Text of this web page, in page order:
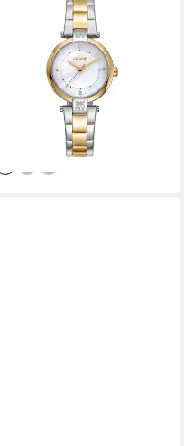
Quarzuhr Essential Mini
DK1L043M0075,
Armbanduhr, Damenuhr,
Edelstahlarmband, analog
ab 126,64 € UVP159,00 €
lieferbar - in 1-2 Werktagen bei dir